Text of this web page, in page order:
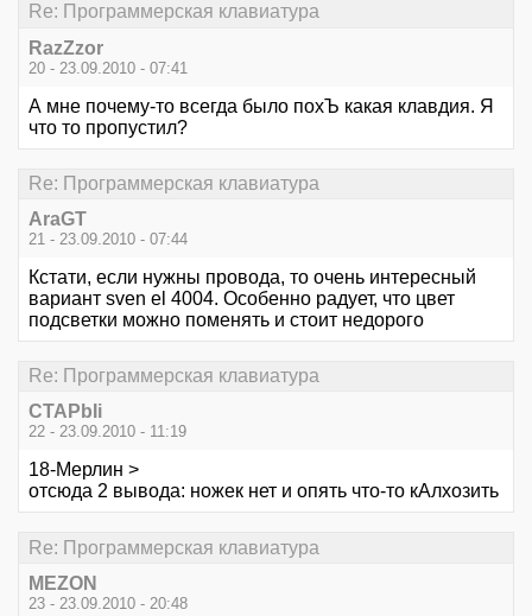
Re: Программерская клавиатура
RazZzor
20 - 23.09.2010 - 07:41
А мне почему-то всегда было похЪ какая клавдия. Я
что то пропустил?
Re: Программерская клавиатура
AraGT
21 - 23.09.2010 - 07:44
Кстати, если нужны провода, то очень интересный
вариант sven el 4004. Особенно радует, что цвет
подсветки можно поменять и стоит недорого
Re: Программерская клавиатура
CTAPbIi
22 - 23.09.2010 - 11:19
18-Мерлин >
отсюда 2 вывода: ножек нет и опять что-то кАлхозить
Re: Программерская клавиатура
MEZON
23 - 23.09.2010 - 20:48